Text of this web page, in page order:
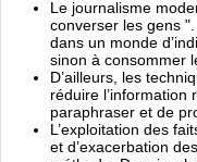
Le journalisme
converser les gens ".
dans un monde
sinon à consommer
D’ailleurs, les
réduire l’information
paraphraser et de
L’exploitation des
et d’exacerbation